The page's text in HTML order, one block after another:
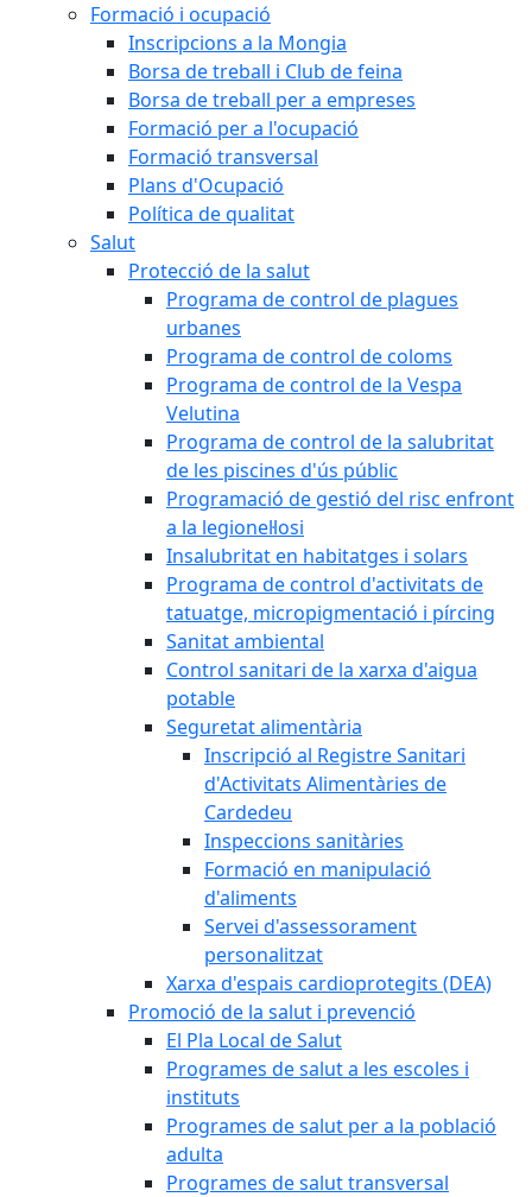
Formació i ocupació
Inscripcions a la Mongia
Borsa de treball i Club de feina
Borsa de treball per a empreses
Formació per a l'ocupació
Formació transversal
Plans d'Ocupació
Política de qualitat
Salut
Protecció de la salut
Programa de control de plagues
urbanes
Programa de control de coloms
Programa de control de la Vespa
Velutina
Programa de control de la salubritat
de les piscines d'ús públic
Programació de gestió del risc enfront
a la legionel·losi
Insalubritat en habitatges i solars
Programa de control d'activitats de
tatuatge, micropigmentació i pírcing
Sanitat ambiental
Control sanitari de la xarxa d'aigua
potable
Seguretat alimentària
Inscripció al Registre Sanitari
d'Activitats Alimentàries de
Cardedeu
Inspeccions sanitàries
Formació en manipulació
d'aliments
Servei d'assessorament
personalitzat
Xarxa d'espais cardioprotegits (DEA)
Promoció de la salut i prevenció
El Pla Local de Salut
Programes de salut a les escoles i
instituts
Programes de salut per a la població
adulta
Programes de salut transversal